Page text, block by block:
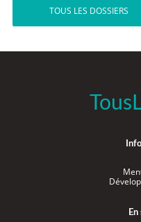
TOUS LES DOSSIERS